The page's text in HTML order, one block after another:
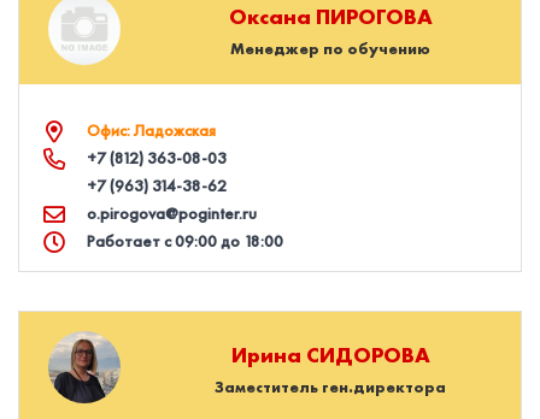
Оксана ПИРОГОВА
Менеджер по обучению
Офис: Ладожская
+7 (812) 363‑08‑03
+7 (963) 314‑38‑62
o.pirogova@poginter.ru
Работает с 09:00 до 18:00
Ирина СИДОРОВА
Заместитель ген.директора